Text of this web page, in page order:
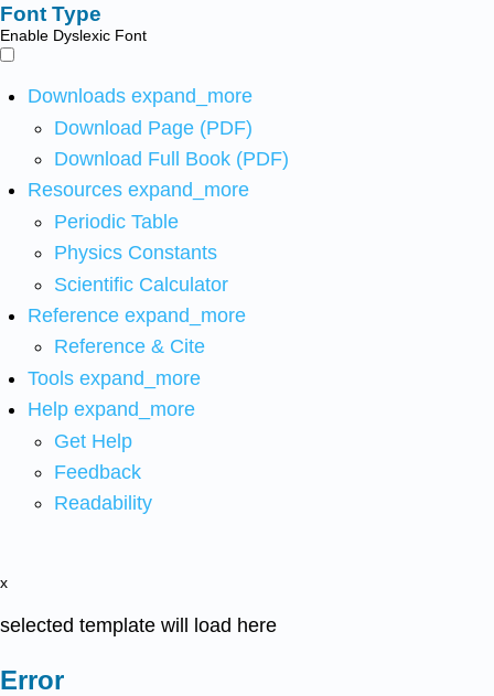
Font Type
Enable Dyslexic Font
Downloads expand_more
Download Page (PDF)
Download Full Book (PDF)
Resources expand_more
Periodic Table
Physics Constants
Scientific Calculator
Reference expand_more
Reference & Cite
Tools expand_more
Help expand_more
Get Help
Feedback
Readability
x
selected template will load here
Error